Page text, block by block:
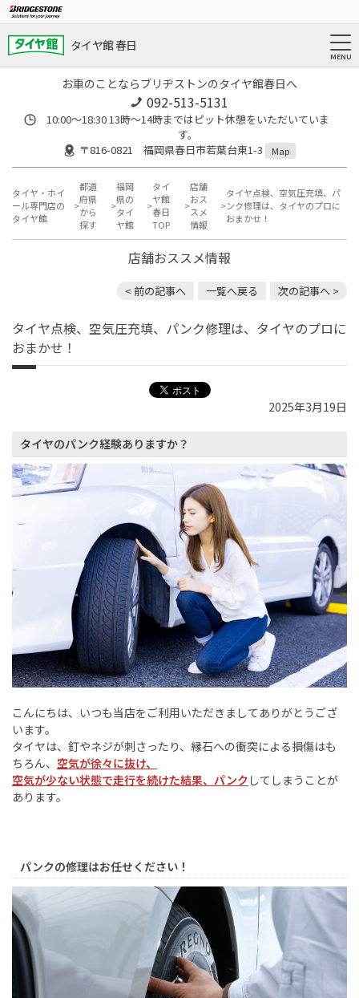
タイヤ館 春日
お車のことならブリヂストンのタイヤ館春日へ
092-513-5131
10:00～18:30 13時〜14時まではピット休憩をいただいていま
す。
〒816-0821 福岡県春日市若葉台東1-3
Map
タイヤ・ホイ
ール専門店の
タイヤ館
都道
府県
から
探す
福岡
県の
タイ
ヤ館
タイ
ヤ館
春日
TOP
店舗
おス
スメ
情報
タイヤ点検、空気圧充填、パ
ンク修理は、タイヤのプロに
おまかせ！
店舗おススメ情報
< 前の記事へ 一覧へ戻る 次の記事へ >
タイヤ点検、空気圧充填、パンク修理は、タイヤのプロに
おまかせ！
2025年3月19日
タイヤのパンク経験ありますか？
こんにちは、いつも当店をご利用いただきましてありがとうござ
います。
タイヤは、釘やネジが刺さったり、縁石への衝突による損傷はも
ちろん、 空気が徐々に抜け、
空気が少ない状態で走行を続けた結果、パンク してしまうことが
あります。
パンクの修理はお任せください！